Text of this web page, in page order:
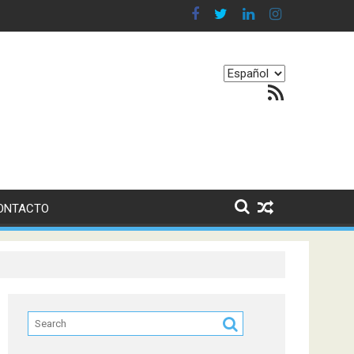
nuestro equilibrio emocional
Elegir
Feed RSS